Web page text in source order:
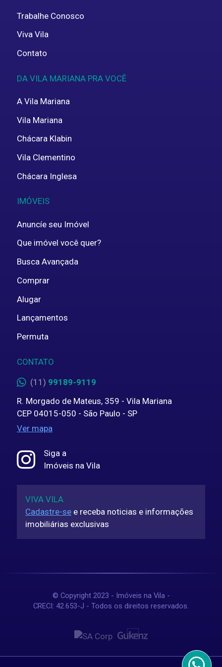
Trabalhe Conosco
Viva Vila
Contato
DA VILA MARIANA PRA VOCÊ
A Vila Mariana
Vila Mariana
Chácara Klabin
Vila Clementino
Chácara Inglesa
IMÓVEIS
Anuncíe seu Imóvel
Que imóvel você quer?
Busca Avançada
Comprar
Alugar
Lançamentos
Permuta
CONTATO
(11) 99189-9119
R. Morgado de Mateus, 359 - Vila Mariana
CEP 04015-050 - São Paulo - SP
Ver mapa
Siga a
Imóveis na Vila
VIVA VILA
Cadastre-se e receba noticias e informações
imobiliárias exclusivas
© Copyright 2023 - Imóveis na Vila -
CRECI: 42.653-J - Todos os direitos reservados.